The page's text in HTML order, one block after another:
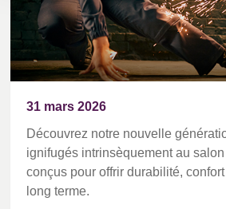
31 mars 2026
Découvrez notre nouvelle
ignifugés intrinsèquement au
conçus pour offrir durabilité,
long terme.